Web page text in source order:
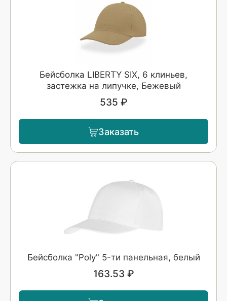
Бейсболка LIBERTY SIX, 6 клиньев,
застежка на липучке, Бежевый
535 ₽
Заказать
Бейсболка "Poly" 5-ти панельная, белый
163.53 ₽